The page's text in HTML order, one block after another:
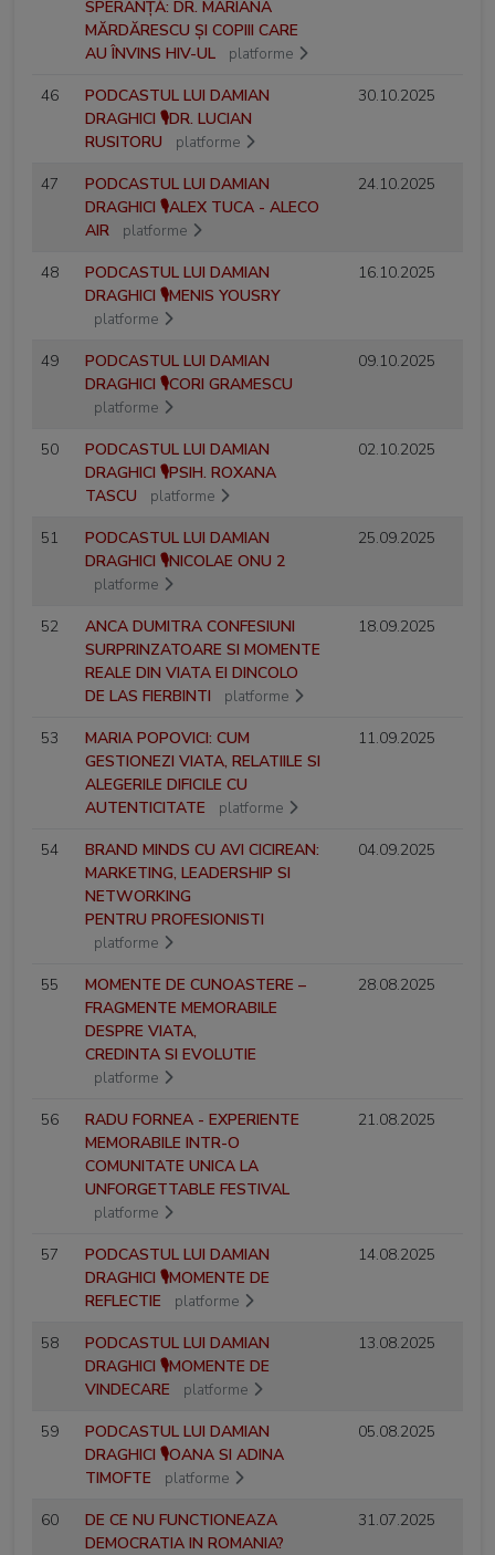
SPERANȚĂ: DR. MARIANA
MĂRDĂRESCU ȘI COPIII CARE
AU ÎNVINS HIV-UL
platforme
46
PODCASTUL LUI DAMIAN
DRAGHICI 🎙️DR. LUCIAN
RUSITORU
platforme
30.10.2025
47
PODCASTUL LUI DAMIAN
DRAGHICI 🎙️ALEX TUCA - ALECO
AIR
platforme
24.10.2025
48
PODCASTUL LUI DAMIAN
DRAGHICI 🎙️MENIS YOUSRY
platforme
16.10.2025
49
PODCASTUL LUI DAMIAN
DRAGHICI 🎙️CORI GRAMESCU
platforme
09.10.2025
50
PODCASTUL LUI DAMIAN
DRAGHICI 🎙️PSIH. ROXANA
TASCU
platforme
02.10.2025
51
PODCASTUL LUI DAMIAN
DRAGHICI 🎙️NICOLAE ONU 2
platforme
25.09.2025
52
ANCA DUMITRA CONFESIUNI
SURPRINZATOARE SI MOMENTE
REALE DIN VIATA EI DINCOLO
DE LAS FIERBINTI
platforme
18.09.2025
53
MARIA POPOVICI: CUM
GESTIONEZI VIATA, RELATIILE SI
ALEGERILE DIFICILE CU
AUTENTICITATE
platforme
11.09.2025
54
BRAND MINDS CU AVI CICIREAN:
MARKETING, LEADERSHIP SI
NETWORKING
PENTRU PROFESIONISTI
platforme
04.09.2025
55
MOMENTE DE CUNOASTERE –
FRAGMENTE MEMORABILE
DESPRE VIATA,
CREDINTA SI EVOLUTIE
platforme
28.08.2025
56
RADU FORNEA - EXPERIENTE
MEMORABILE INTR-O
COMUNITATE UNICA LA
UNFORGETTABLE FESTIVAL
platforme
21.08.2025
57
PODCASTUL LUI DAMIAN
DRAGHICI 🎙️MOMENTE DE
REFLECTIE
platforme
14.08.2025
58
PODCASTUL LUI DAMIAN
DRAGHICI 🎙️MOMENTE DE
VINDECARE
platforme
13.08.2025
59
PODCASTUL LUI DAMIAN
DRAGHICI 🎙️OANA SI ADINA
TIMOFTE
platforme
05.08.2025
60
DE CE NU FUNCTIONEAZA
DEMOCRATIA IN ROMANIA?
31.07.2025